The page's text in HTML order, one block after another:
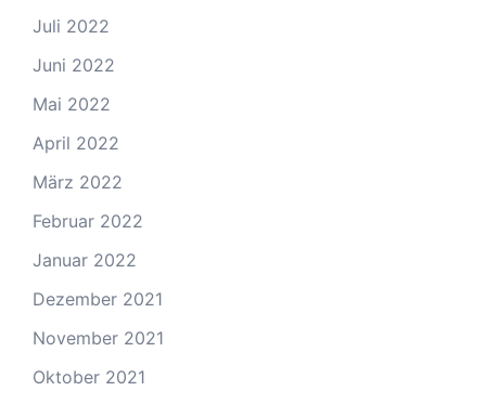
Juli 2022
Juni 2022
Mai 2022
April 2022
März 2022
Februar 2022
Januar 2022
Dezember 2021
November 2021
Oktober 2021